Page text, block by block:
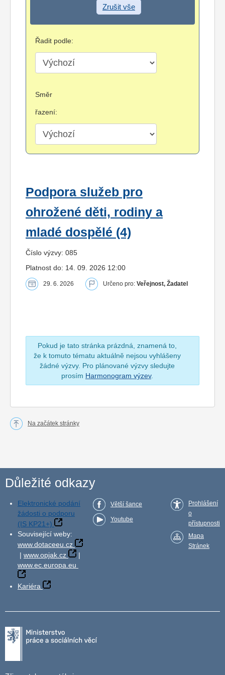
Zrušit vše
Řadit podle:
Směr
řazení:
Podpora služeb pro
ohrožené děti, rodiny a
mladé dospělé (4)
Číslo výzvy: 085
Platnost do: 14. 09. 2026 12:00
29. 6. 2026 Určeno pro: Veřejnost, Žadatel
Pokud je tato stránka prázdná, znamená to,
že k tomuto tématu aktuálně nejsou vyhlášeny
žádné výzvy. Pro plánované výzvy sledujte
prosím Harmonogram výzev.
Na začátek stránky
Důležité odkazy
Elektronické podání
žádosti o podporu
(IS KP21+)
Související weby:
www.dotaceeu.cz
| www.opjak.cz
|
www.ec.europa.eu
Kariéra
Větší šance
Youtube
Prohlášení
o
přístupnosti
Mapa
Stránek